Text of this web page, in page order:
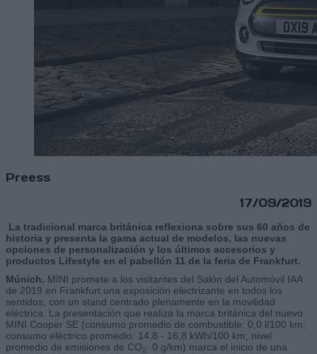
Preess
17/09/2019
La tradicional marca británica reflexiona sobre sus 60 años de
historia y presenta la gama actual de modelos, las nuevas
opciones de personalización y los últimos accesorios y
productos Lifestyle en el pabellón 11 de la feria de Frankfurt.
Múnich. MINI promete a los visitantes del Salón del Automóvil IAA
de 2019 en Frankfurt una exposición electrizante en todos los
sentidos, con un stand centrado plenamente en la movilidad
eléctrica. La presentación que realiza la marca británica del nuevo
MINI Cooper SE (consumo promedio de combustible: 0,0 l/100 km;
consumo eléctrico promedio: 14,8 - 16,8 kWh/100 km; nivel
promedio de emisiones de CO2: 0 g/km) marca el inicio de una